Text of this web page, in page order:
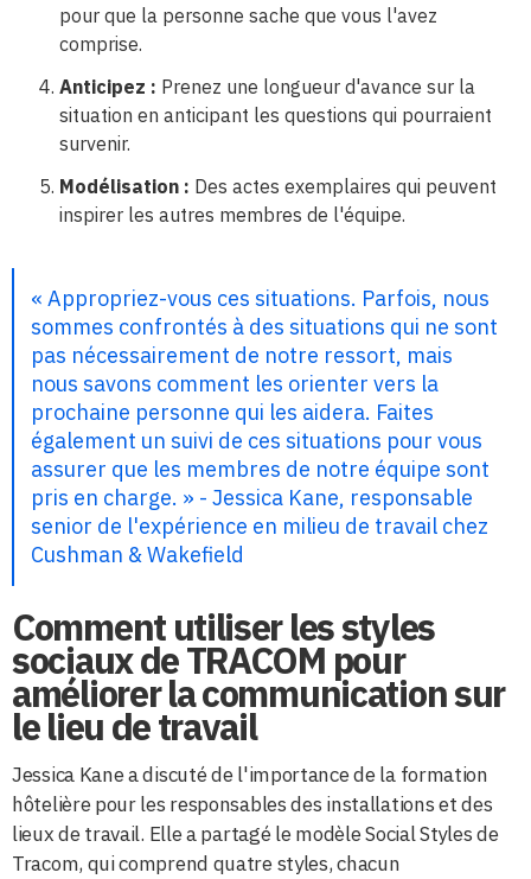
pour que la personne sache que vous l'avez
comprise.
Anticipez : Prenez une longueur d'avance sur la
situation en anticipant les questions qui pourraient
survenir.
Modélisation : Des actes exemplaires qui peuvent
inspirer les autres membres de l'équipe.
« Appropriez-vous ces situations. Parfois, nous
sommes confrontés à des situations qui ne sont
pas nécessairement de notre ressort, mais
nous savons comment les orienter vers la
prochaine personne qui les aidera. Faites
également un suivi de ces situations pour vous
assurer que les membres de notre équipe sont
pris en charge. » - Jessica Kane, responsable
senior de l'expérience en milieu de travail chez
Cushman & Wakefield
Comment utiliser les styles
sociaux de TRACOM pour
améliorer la communication sur
le lieu de travail
Jessica Kane a discuté de l'importance de la formation
hôtelière pour les responsables des installations et des
lieux de travail. Elle a partagé le modèle Social Styles de
Tracom, qui comprend quatre styles, chacun